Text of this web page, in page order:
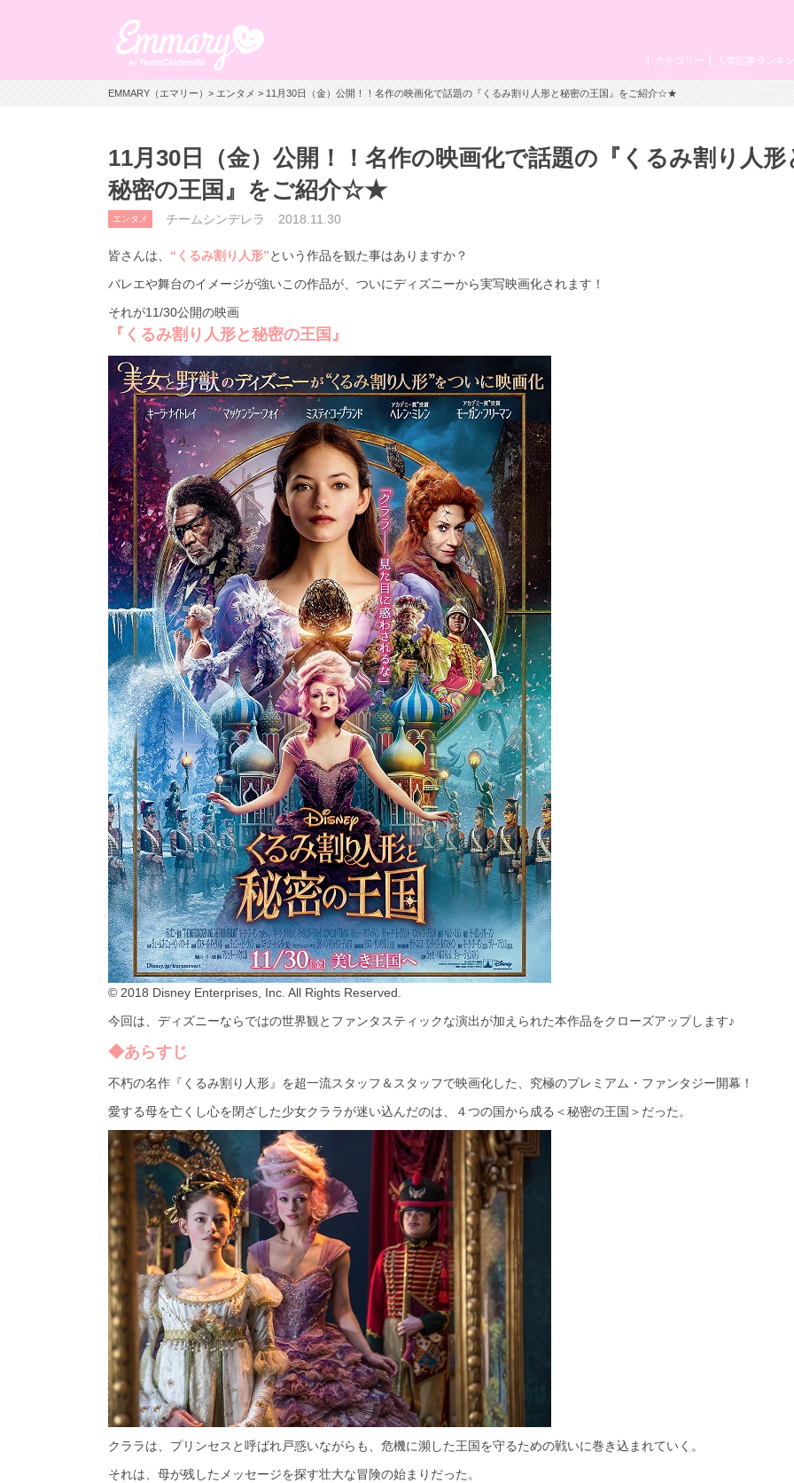
人気記事ランキ
カテゴリー
EMMARY（エマリー）>エンタメ> 11月30日（金）公開！！名作の映画化で話題の『くるみ割り人形と秘密の王国』をご紹介☆★
11月30日（金）公開！！名作の映画化で話題の『くるみ割り人形
秘密の王国』をご紹介☆★
エンタメ チームシンデレラ 2018.11.30
皆さんは、 “くるみ割り人形”という作品を観た事はありますか？
バレエや舞台のイメージが強いこの作品が、ついにディズニーから実写映画化されます！
それが11/30公開の映画
『くるみ割り人形と秘密の王国』
© 2018 Disney Enterprises, Inc. All Rights Reserved.
今回は、ディズニーならではの世界観とファンタスティックな演出が加えられた本作品をクローズアップします♪
◆あらすじ
不朽の名作『くるみ割り人形』を超一流スタッフ＆スタッフで映画化した、究極のプレミアム・ファンタジー開幕！
愛する母を亡くし心を閉ざした少女クララが迷い込んだのは、４つの国から成る＜秘密の王国＞だった。
クララは、プリンセスと呼ばれ戸惑いながらも、危機に瀕した王国を守るための戦いに巻き込まれていく。
それは、母が残したメッセージを探す壮大な冒険の始まりだった。